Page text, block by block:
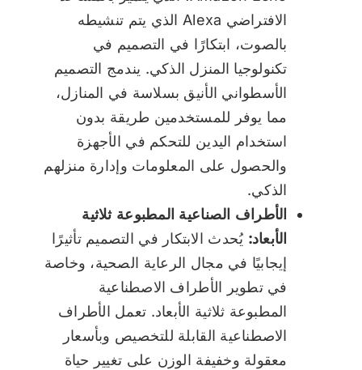
الافتراضي Alexa الذي يتم تنشيطه
بالصوت، ابتكارًا في التصميم في
تكنولوجيا المنزل الذكي. يندمج التصميم
الأسطواني الأنيق بسلاسة في المنازل،
مما يوفر للمستخدمين طريقة بدون
استخدام اليدين للتحكم في الأجهزة
والحصول على المعلومات وإدارة منزلهم
الذكي.
الأطراف الصناعية المطبوعة ثلاثية
الأبعاد: يُحدث الابتكار في التصميم تأثيرًا
إيجابيًا في مجال الرعاية الصحية، وخاصة
في تطوير الأطراف الاصطناعية
المطبوعة ثلاثية الأبعاد. تعمل الأطراف
الاصطناعية القابلة للتخصيص وبأسعار
معقولة وخفيفة الوزن على تغيير حياة